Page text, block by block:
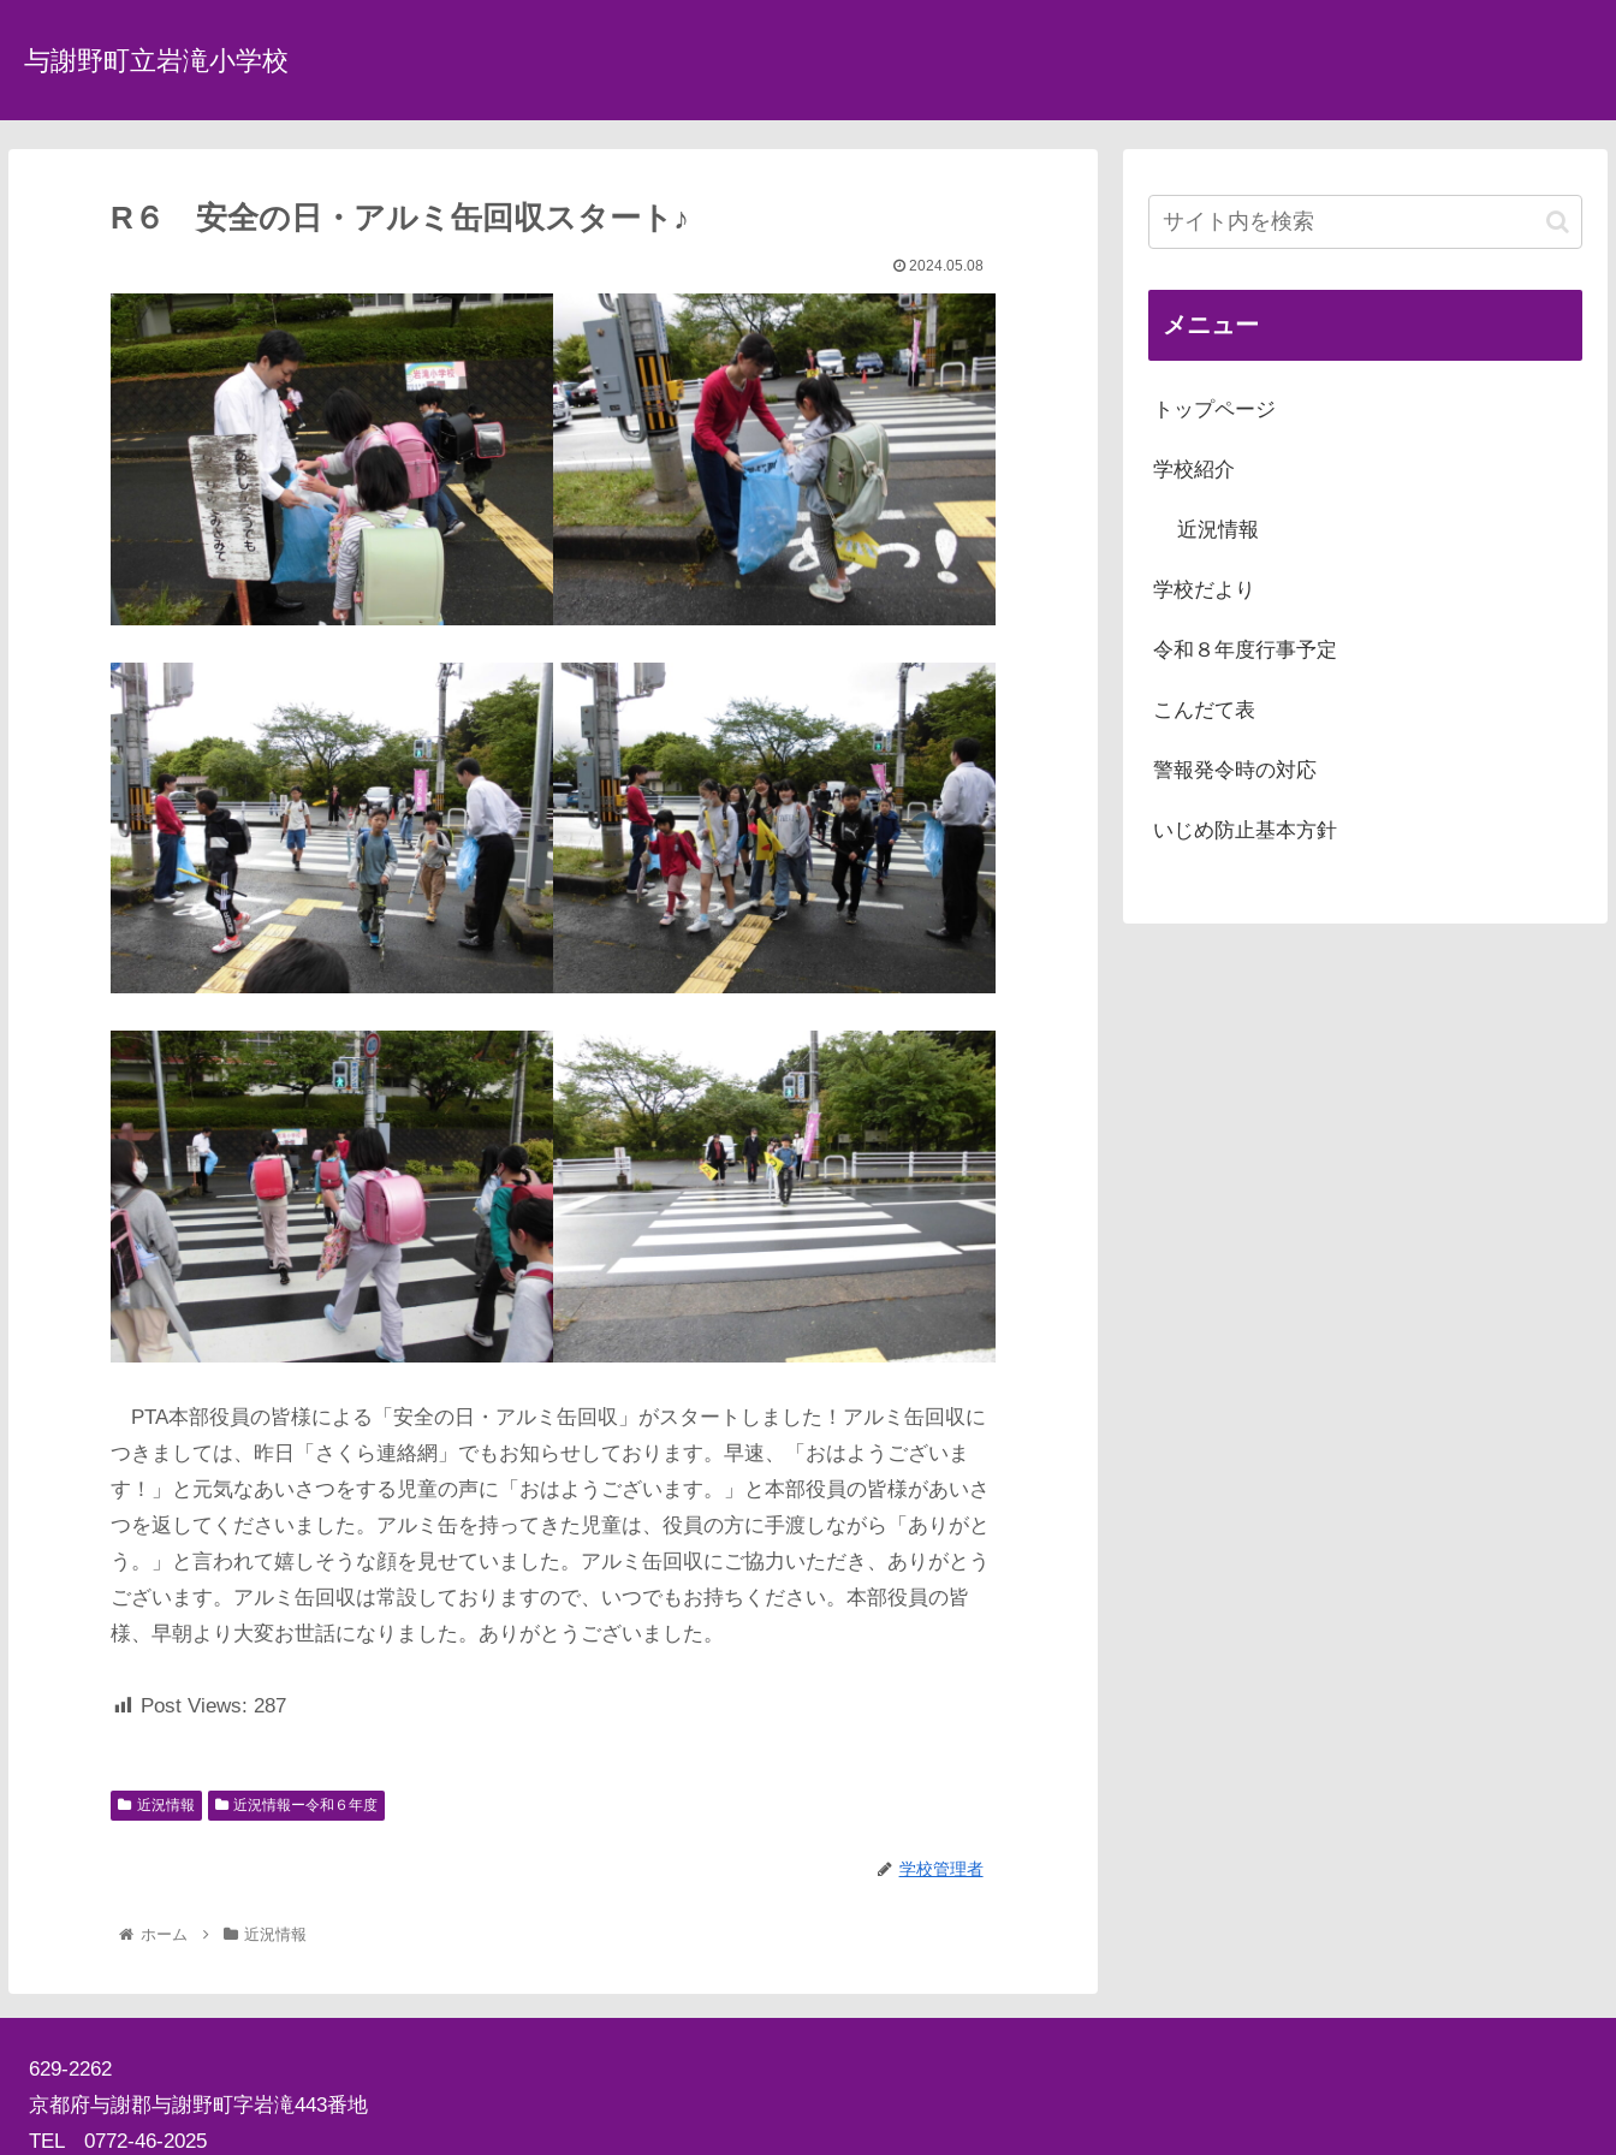
与謝野町立岩滝小学校
R６ 安全の日・アルミ缶回収スタート♪
2024.05.08
PTA本部役員の皆様による「安全の日・アルミ缶回収」がスタートしました！アルミ缶回収に
つきましては、昨日「さくら連絡網」でもお知らせしております。早速、「おはようございま
す！」と元気なあいさつをする児童の声に「おはようございます。」と本部役員の皆様があいさ
つを返してくださいました。アルミ缶を持ってきた児童は、役員の方に手渡しながら「ありがと
う。」と言われて嬉しそうな顔を見せていました。アルミ缶回収にご協力いただき、ありがとう
ございます。アルミ缶回収は常設しておりますので、いつでもお持ちください。本部役員の皆
様、早朝より大変お世話になりました。ありがとうございました。
Post Views: 287
近況情報 近況情報ー令和６年度
学校管理者
ホーム 近況情報
メニュー
トップページ
学校紹介
近況情報
学校だより
令和８年度行事予定
こんだて表
警報発令時の対応
いじめ防止基本方針
629-2262
京都府与謝郡与謝野町字岩滝443番地
TEL 0772-46-2025